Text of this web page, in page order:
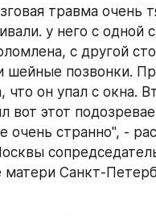
травма очень
у него с одной
с другой
шейные позвонки.
что он упал с окна.
вот этот
очень странно", -
матери Санкт-